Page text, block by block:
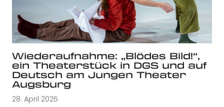
Wiederaufnahme: „Blödes Bild!“,
ein Theaterstück in DGS und auf
Deutsch am Jungen Theater
Augsburg
28. April 2025